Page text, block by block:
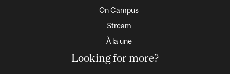
On Campus
Stream
À la une
Looking for more?